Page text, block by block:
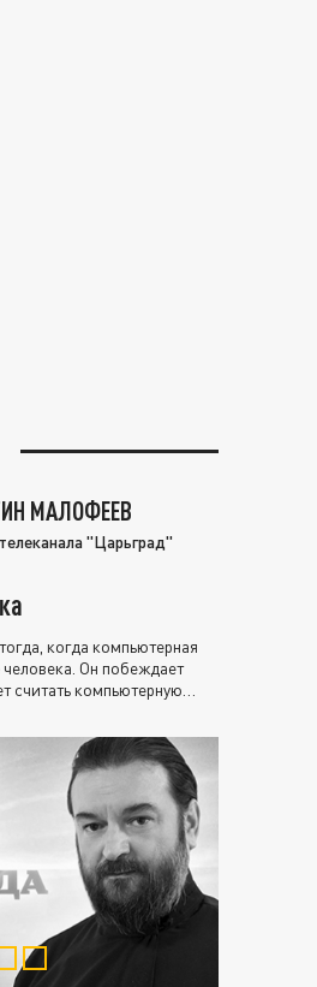
МАЛОФЕЕВ
"Царьград"
когда компьютерная
Он побеждает
считать компьютерную